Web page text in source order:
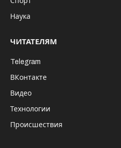
Наука
ЧИТАТЕЛЯМ
Telegram
ВКонтакте
Видео
Технологии
Происшествия